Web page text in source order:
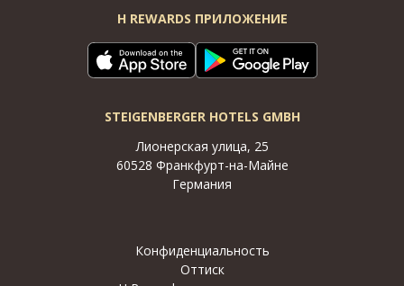
H REWARDS ПРИЛОЖЕНИЕ
STEIGENBERGER HOTELS GMBH
Лионерская улица, 25
60528 Франкфурт-на-Майне
Германия
Конфиденциальность
Оттиск